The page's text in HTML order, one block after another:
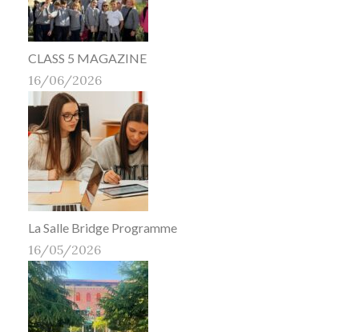
CLASS 5 MAGAZINE
16/06/2026
La Salle Bridge Programme
16/05/2026